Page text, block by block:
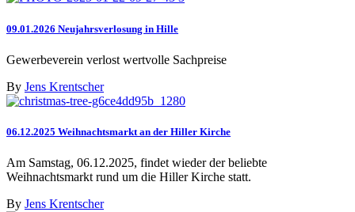
09.01.2026 Neujahrsverlosung in Hille
Gewerbeverein verlost wertvolle Sachpreise
By Jens Krentscher
06.12.2025 Weihnachtsmarkt an der Hiller Kirche
Am Samstag, 06.12.2025, findet wieder der beliebte
Weihnachtsmarkt rund um die Hiller Kirche statt.
By Jens Krentscher